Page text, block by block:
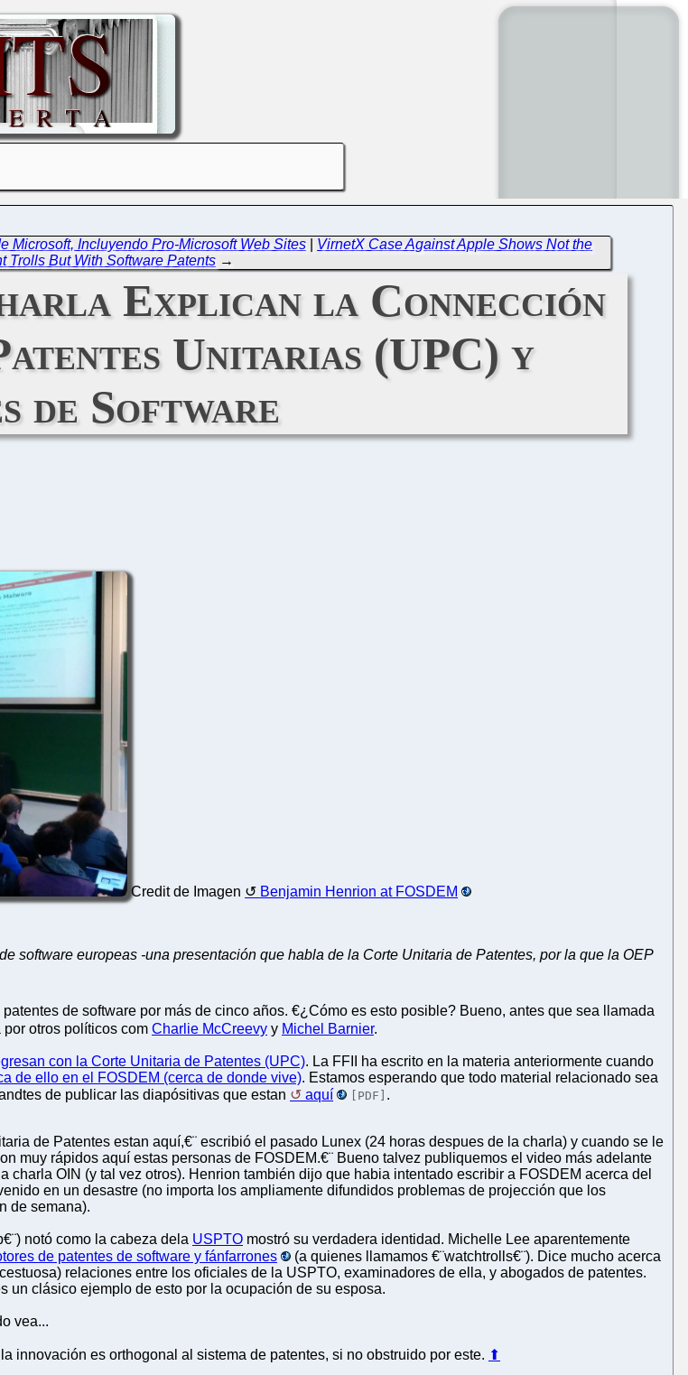
Microsoft, Incluyendo Pro-Microsoft Web Sites
VirnetX Case Against Apple Shows Not the
Trolls But With Software Patents →
Explican la Connección
Unitarias (UPC) y
de Software
Credit de Imagen Benjamin Henrion at FOSDEM
software europeas -una presentación que habla de la Corte Unitaria de Patentes, por la que la OEP
de software por más de cinco años. €¿Cómo es esto posible? Bueno, antes que sea llamada
otros políticos com Charlie McCreevy y Michel Barnier.
con la Corte Unitaria de Patentes (UPC). La FFII ha escrito en la materia anteriormente cuando
de ello en el FOSDEM (cerca de donde vive). Estamos esperando que todo material relacionado sea
de publicar las diapósitivas que estan
aquí [PDF] .
de Patentes estan aquí,€¨ escribió el pasado Lunex (24 horas despues de la charla) y cuando se le
muy rápidos aquí estas personas de FOSDEM.€¨ Bueno talvez publiquemos el video más adelante
charla OIN (y tal vez otros). Henrion también dijo que habia intentado escribir a FOSDEM acerca del
en un desastre (no importa los ampliamente difundidos problemas de projección que los
de semana).
notó como la cabeza dela USPTO mostró su verdadera identidad. Michelle Lee aparentemente
de patentes de software y fánfarrones
(a quienes llamamos €¨watchtrolls€¨). Dice mucho acerca
relaciones entre los oficiales de la USPTO, examinadores de ella, y abogados de patentes.
un clásico ejemplo de esto por la ocupación de su esposa.
vea...
innovación es orthogonal al sistema de patentes, si no obstruido por este. ⬆